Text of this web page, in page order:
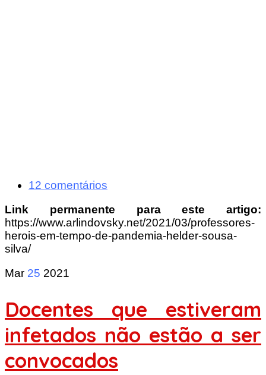
12 comentários
Link permanente para este artigo:
https://www.arlindovsky.net/2021/03/professores-
herois-em-tempo-de-pandemia-helder-sousa-
silva/
Mar 25 2021
Docentes que estiveram
infetados não estão a ser
convocados